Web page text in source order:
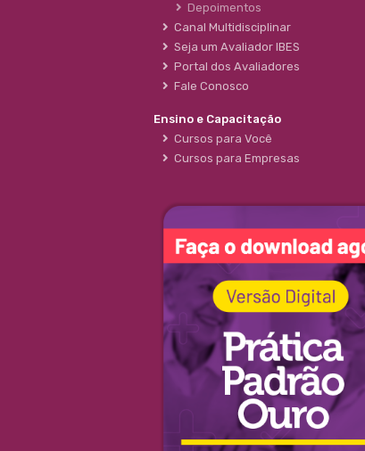
Depoimentos
Canal Multidisciplinar
Seja um Avaliador IBES
Portal dos Avaliadores
Fale Conosco
Ensino e Capacitação
Cursos para Você
Cursos para Empresas